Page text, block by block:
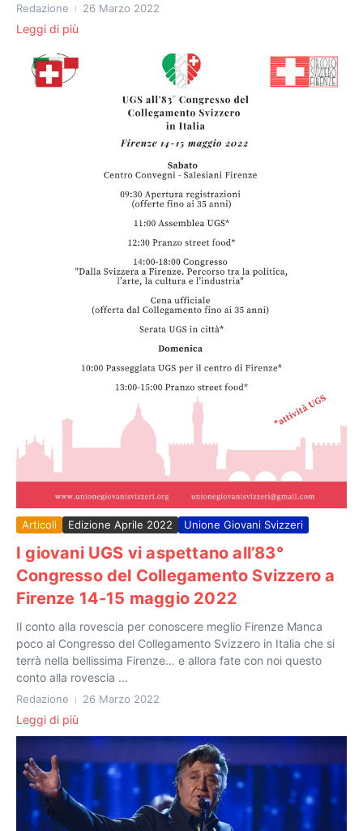
Redazione 26 Marzo 2022
Leggi di più
Articoli Edizione Aprile 2022 Unione Giovani Svizzeri
I giovani UGS vi aspettano all’83°
Congresso del Collegamento Svizzero a
Firenze 14-15 maggio 2022
Il conto alla rovescia per conoscere meglio Firenze Manca
poco al Congresso del Collegamento Svizzero in Italia che si
terrà nella bellissima Firenze… e allora fate con noi questo
conto alla rovescia ...
Redazione 26 Marzo 2022
Leggi di più